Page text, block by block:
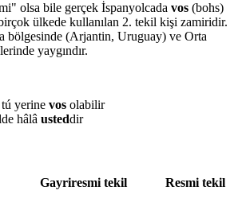
olsa bile gerçek İspanyolcada vos (bohs)
birçok ülkede kullanılan 2. tekil kişi zamiridir.
bölgesinde (Arjantin, Uruguay) ve Orta
yaygındır.
yerine vos olabilir
hâlâ usteddir
Gayriresmi tekil
Resmi tekil